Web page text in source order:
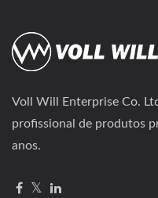
Voll Will Enterprise Co.
profissional de produtos
anos.